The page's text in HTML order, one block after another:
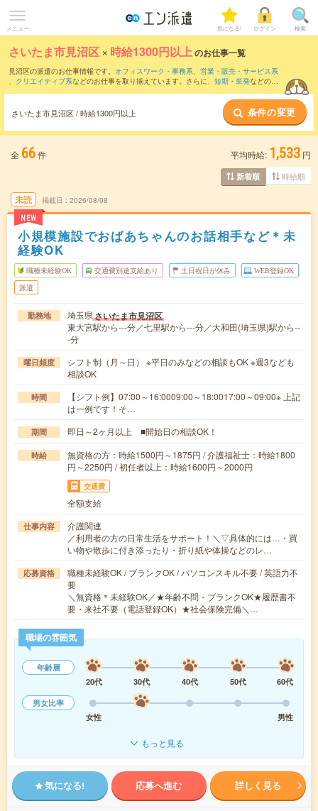
メニュー 気になる! ログイン 検索
さいたま市見沼区 × 時給1300円以上のお仕事一覧
見沼区の派遣のお仕事情報です。 オフィスワーク・事務系、 営業・販売・サービス系
、 クリエイティブ系などのお仕事を取り揃えています。さらに、 短期 ・ 単発などの期
さいたま市見沼区 / 時給1300円以上 条件の変更
全 66件 平均時給: 1,533 円
新着順 時給順
未読
NEW
掲載日 2026/08/08
小規模施設でおばあちゃんのお話相手など＊未
経験OK
職種未経験OK 交通費別途支給あり 土日祝日が休み WEB登録OK
派遣
勤務地 埼玉県さいたま市見沼区
東大宮駅から---分／七里駅から---分／大和田(埼玉県)駅から--
-分
曜日頻度
シフト制（月～日） ※平日のみなどの相談もOK ※週3なども
相談OK
時間
【シフト例】07:00～16:0009:00～18:0017:00～09:00※ 上記
は一例です！そ…
期間 即日～2ヶ月以上 ■開始日の相談OK！
時給
無資格の方：時給1500円～1875円 / 介護福祉士：時給1800
円～2250円 / 初任者以上：時給1600円～2000円
交通費
全額支給
仕事内容
介護関連
／利用者の方の日常生活をサポート！＼▽具体的には…・買
い物や散歩に付き添ったり・折り紙や体操などのレ…
応募資格
職種未経験OK / ブランクOK / パソコンスキル不要 / 英語力不
要
＼無資格＊未経験OK／★年齢不問・ブランクOK★履歴書不
要・来社不要（電話登録OK）★社会保険完備＼…
職場の雰囲気
年齢層
20代
30代 40代 50代
60代
男女比率
女性
男性
もっと見る
気になる! 応募へ進む 詳しく見る